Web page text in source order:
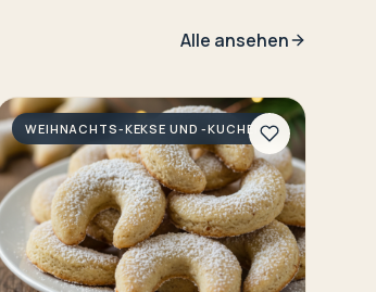
Alle ansehen
WEIHNACHTS-KEKSE UND -KUCHEN